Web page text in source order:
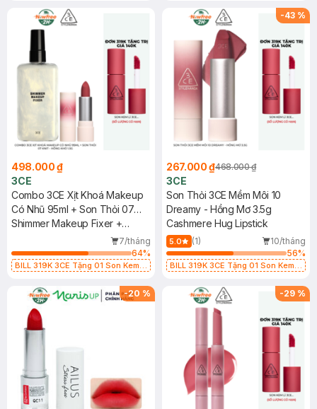
498.000 ₫
3CE
Combo 3CE Xịt Khoá Makeup
Có Nhũ 95ml + Son Thỏi 07
Knit - Hồng Khô 1.5g
Shimmer Makeup Fixer +
Cashmere Hug Lipstick
7/tháng
64%
BILL 319K 3CE Tặng 01 Son Kem
1.5g (SL có hạn)
-43 %
267.000 ₫468.000 ₫
3CE
Son Thỏi 3CE Mềm Môi 10
Dreamy - Hồng Mơ 3.5g
Cashmere Hug Lipstick
5.0 (1)
10/tháng
56%
BILL 319K 3CE Tặng 01 Son Kem
1.5g (SL có hạn)
-20 % -29 %